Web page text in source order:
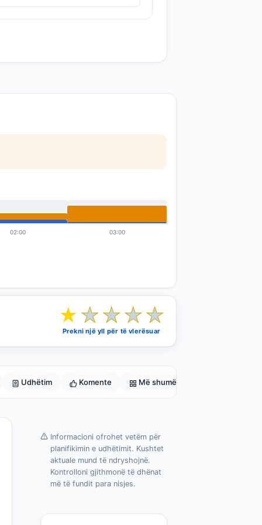
Udhëtim Komente Më shumë
02:00 03:00
★ ★★★★
Prekni një yll për të vlerësuar
Informacioni ofrohet vetëm për
planifikimin e udhëtimit. Kushtet
aktuale mund të ndryshojnë.
Kontrolloni gjithmonë të dhënat
më të fundit para nisjes.